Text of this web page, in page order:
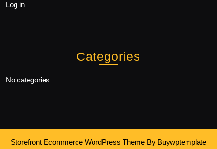
Log in
Categories
No categories
Storefront Ecommerce WordPress Theme By Buywptemplate